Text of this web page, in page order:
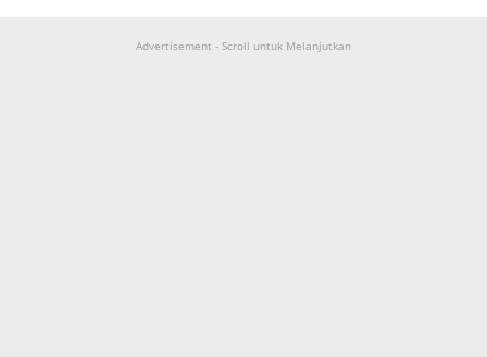
Advertisement - Scroll untuk Melanjutkan